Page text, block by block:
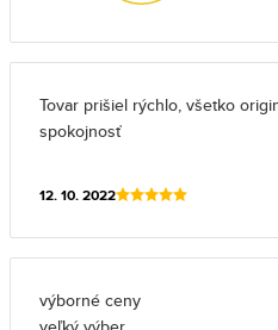
Tovar prišiel rýchlo, všetko
spokojnosť
12. 10. 2022
výborné ceny